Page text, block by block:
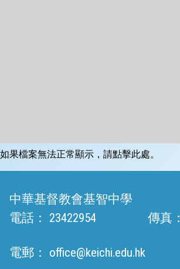
如果檔案無法正常顯示，請點擊此處。
中華基督教會基智中學
電話：
23422954 傳真：
電郵： office@keichi.edu.hk